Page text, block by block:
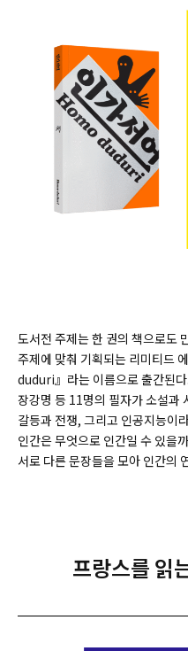
도서전 주제는 한 권의 책으로도
주제에 맞춰 기획되는 리미티드
duduri』라는 이름으로 출간된
장강명 등 11명의 필자가 소설과
갈등과 전쟁, 그리고 인공지능이
인간은 무엇으로 인간일 수 있을
서로 다른 문장들을 모아 인간의
프랑스를 읽